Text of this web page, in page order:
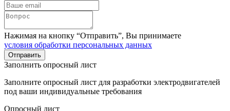
Нажимая на кнопку “Отправить”, Вы принимаете
условия обработки персональных данных
Заполнить опросный лист
Заполните опросный лист для разработки электродвигателей
под ваши индивидуальные требования
Опросный лист